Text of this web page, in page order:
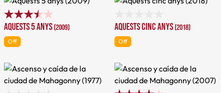
Aquests 5 anys(2009)
Off
Aquests cinc anys(2018)
Off